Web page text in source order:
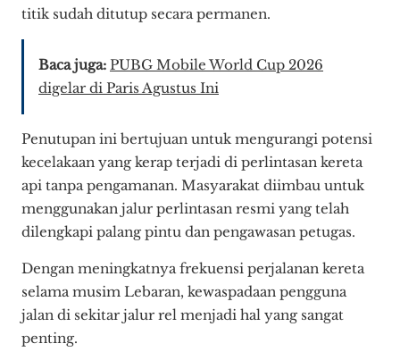
titik sudah ditutup secara permanen.
Baca juga: PUBG Mobile World Cup 2026
digelar di Paris Agustus Ini
Penutupan ini bertujuan untuk mengurangi potensi
kecelakaan yang kerap terjadi di perlintasan kereta
api tanpa pengamanan. Masyarakat diimbau untuk
menggunakan jalur perlintasan resmi yang telah
dilengkapi palang pintu dan pengawasan petugas.
Dengan meningkatnya frekuensi perjalanan kereta
selama musim Lebaran, kewaspadaan pengguna
jalan di sekitar jalur rel menjadi hal yang sangat
penting.